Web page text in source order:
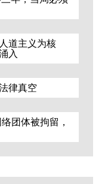
道主义为核
入
律真空
团体被拘留，